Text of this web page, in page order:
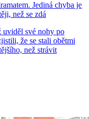
Jediná chyba je
než se zdá
své nohy po
že se stali obětmi
než strávit